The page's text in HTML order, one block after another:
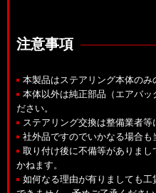
注意事項
本製品はステアリング本体のみ
本体以外は純正部品（エアバ
ださい。
ステアリング交換は整備業者等
社外品ですのでいかなる場合も
取り付け後に不備等がありま
かねます。
如何なる理由が有りましても